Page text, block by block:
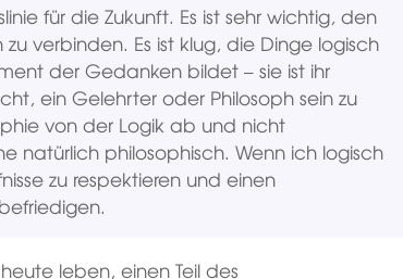
für die Zukunft. Es ist sehr wichtig, den
verbinden. Es ist klug, die Dinge logisch
der Gedanken bildet – sie ist ihr
ein Gelehrter oder Philosoph sein zu
von der Logik ab und nicht
natürlich philosophisch. Wenn ich logisch
zu respektieren und einen
leben, einen Teil des